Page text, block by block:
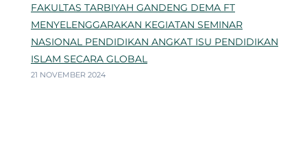
FAKULTAS TARBIYAH GANDENG DEMA FT
MENYELENGGARAKAN KEGIATAN SEMINAR
NASIONAL PENDIDIKAN ANGKAT ISU PENDIDIKAN
ISLAM SECARA GLOBAL
21 NOVEMBER 2024